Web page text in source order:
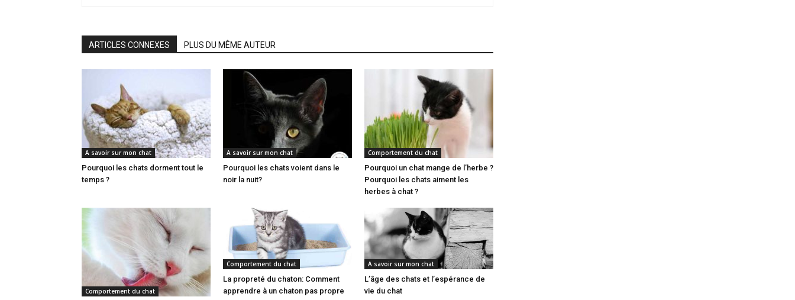
ARTICLES CONNEXES PLUS DU MÊME AUTEUR
A savoir sur mon chat
Pourquoi les chats dorment tout le
temps ?
A savoir sur mon chat
Pourquoi les chats voient dans le
noir la nuit?
Comportement du chat
Pourquoi un chat mange de l’herbe ?
Pourquoi les chats aiment les
herbes à chat ?
Comportement du chat
Comportement du chat
La propreté du chaton: Comment
apprendre à un chaton pas propre
A savoir sur mon chat
L’âge des chats et l’espérance de
vie du chat